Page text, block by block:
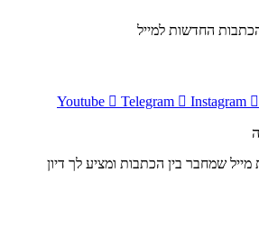
החדשות למייל
Youtube Telegram Instagram
שמחבר בין הכתבות ומציע לך דיון